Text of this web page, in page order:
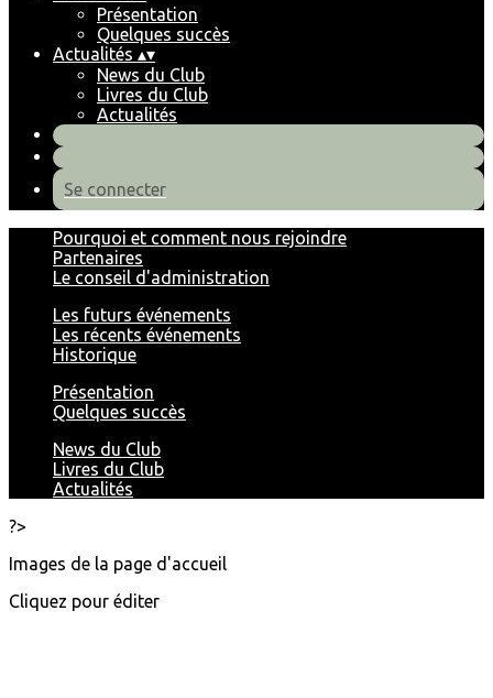
Présentation
Quelques succès
Actualités ▴▾
News du Club
Livres du Club
Actualités
Se connecter
Pourquoi et comment nous rejoindre
Partenaires
Le conseil d'administration
Les futurs événements
Les récents événements
Historique
Présentation
Quelques succès
News du Club
Livres du Club
Actualités
?>
Images de la page d'accueil
Cliquez pour éditer